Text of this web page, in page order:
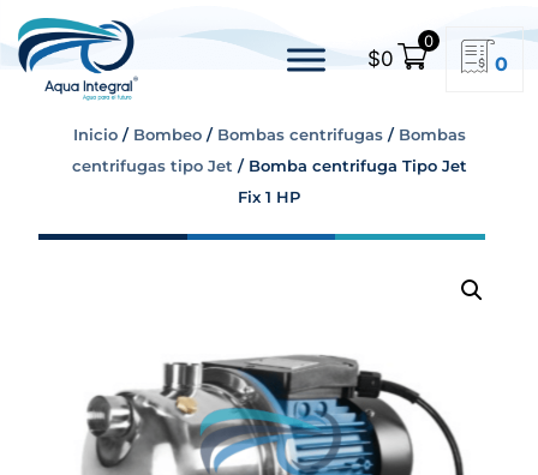
$0
0
0
Inicio/ Bombeo/ Bombas centrifugas/ Bombas
centrifugas tipo Jet / Bomba centrifuga Tipo Jet
Fix 1 HP